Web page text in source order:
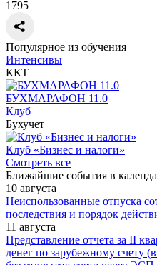
1795
Популярное из обучения
Интенсивы
ККТ
БУХМАРАФОН 11.0
Клуб
Бухучет
Клуб «Бизнес и налоги»
Смотреть все
Ближайшие события в
10 августа
Неиспользованные отпуска
последствия и порядок
11 августа
Представление отчета за II
денег по зарубежному счету